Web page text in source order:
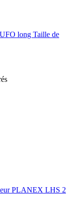
long Taille de
PLANEX LHS 2